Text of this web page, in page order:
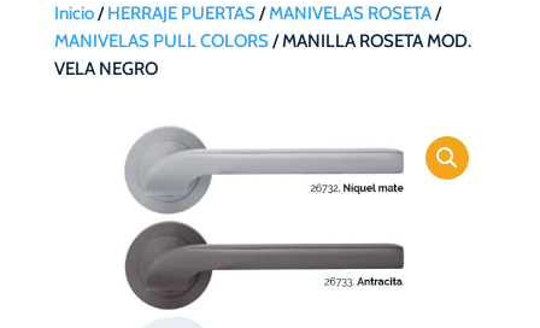
Inicio/HERRAJE PUERTAS/MANIVELAS ROSETA/
MANIVELAS PULL COLORS/ MANILLA ROSETA MOD.
VELA NEGRO